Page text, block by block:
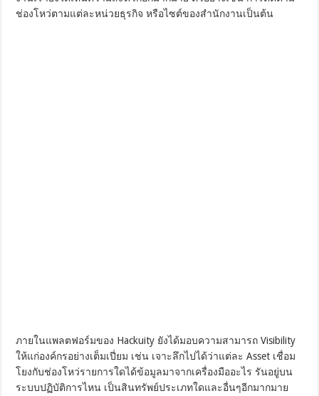
ช่องโหว่ตามแต่ละหน่วยธุรกิจ หรือไซต์ของสำนักงานเป็นต้น
ภายในแพลตฟอร์มของ Hackuity ยังได้มอบความสามารถ Visibility
ให้แก่องค์กรอย่างเต็มเปี่ยม เช่น เจาะลึกไปได้ว่าแต่ละ Asset เชื่อม
โยงกับช่องโหว่รายการใดได้ข้อมูลมาจากเครื่องมืออะไร รันอยู่บน
ระบบปฏิบัติการไหน เป็นสินทรัพย์ประเภทใดและอื่นๆอีกมากมาย